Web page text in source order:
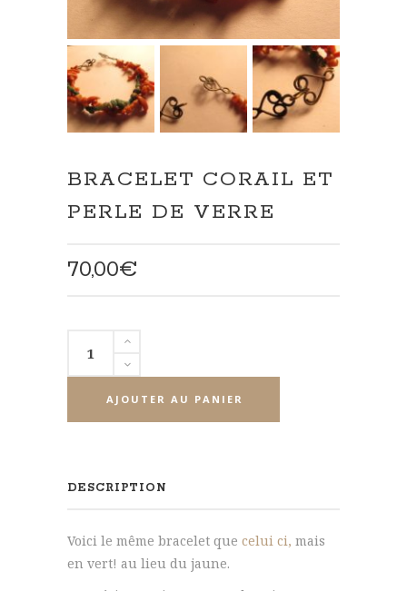
BRACELET CORAIL ET
PERLE DE VERRE
70,00€
AJOUTER AU PANIER
DESCRIPTION
Voici le même bracelet que celui ci, mais
en vert! au lieu du jaune.